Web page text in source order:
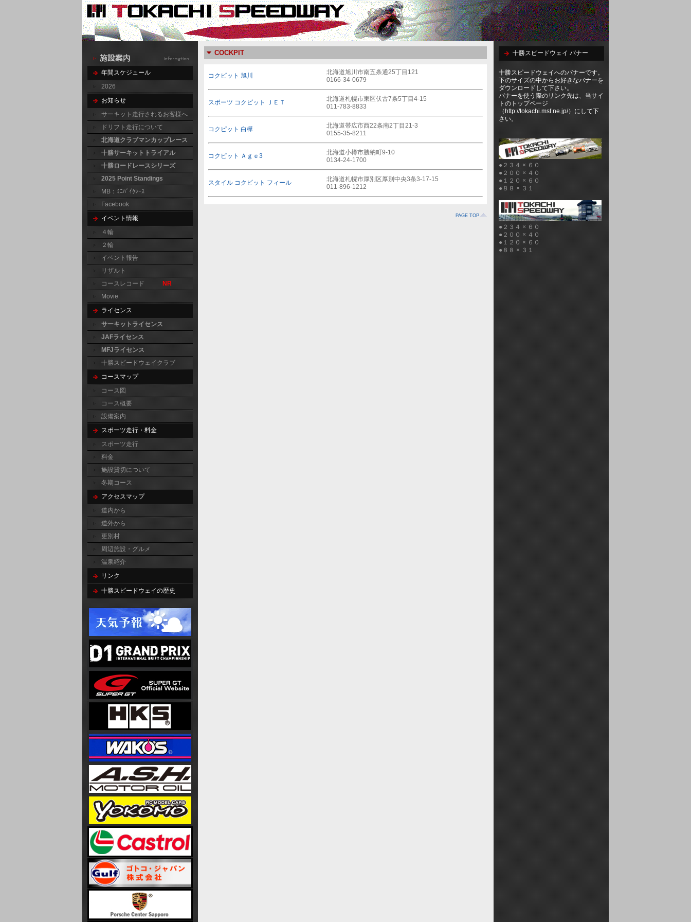
年間スケジュール
2026
お知らせ
サーキット走行されるお客様へ
ドリフト走行について
北海道クラブマンカップレース
十勝サーキットトライアル
十勝ロードレースシリーズ
2025 Point Standings
MB：ﾐﾆﾊﾞｲｸﾚｰｽ
Facebook
イベント情報
４輪
２輪
イベント報告
リザルト
コースレコード
NR
Movie
ライセンス
サーキットライセンス
JAFライセンス
MFJライセンス
十勝スピードウェイクラブ
コースマップ
コース図
コース概要
設備案内
スポーツ走行・料金
スポーツ走行
料金
施設貸切について
冬期コース
アクセスマップ
道内から
道外から
更別村
周辺施設・グルメ
温泉紹介
リンク
十勝スピードウェイの歴史
COCKPIT
コクピット 旭川
北海道旭川市南五条通25丁目121
0166-34-0679
スポーツ コクピット ＪＥＴ
北海道札幌市東区伏古7条5丁目4-15
011-783-8833
コクピット 白樺
北海道帯広市西22条南2丁目21-3
0155-35-8211
コクピット Ａｇｅ3
北海道小樽市勝納町9-10
0134-24-1700
スタイル コクピット フィール
北海道札幌市厚別区厚別中央3条3-17-15
011-896-1212
PAGE TOP
十勝スピードウェイ バナー
十勝スピードウェイへのバナーです。
下のサイズの中からお好きなバナーを
ダウンロードして下さい。
バナーを使う際のリンク先は、当サイ
トのトップページ
（http://tokachi.msf.ne.jp/）にして下
さい。
●２３４ × ６０
●２００ × ４０
●１２０ × ６０
●８８ × ３１
●２３４ × ６０
●２００ × ４０
●１２０ × ６０
●８８ × ３１